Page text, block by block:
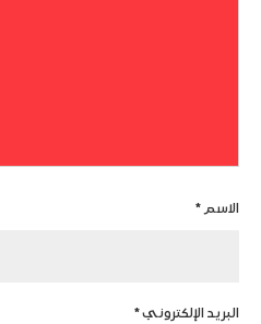
الاسم*
البريد الإلكتروني*